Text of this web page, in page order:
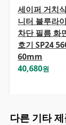
세이퍼 거치
니터 블루라
차단 필름 화
호기 SP24
60mm
40,680원
다른 기타제